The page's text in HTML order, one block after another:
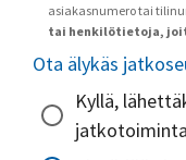
asiakasnumero tai
tai henkilötietoja,
Ota älykäs
Kyllä,